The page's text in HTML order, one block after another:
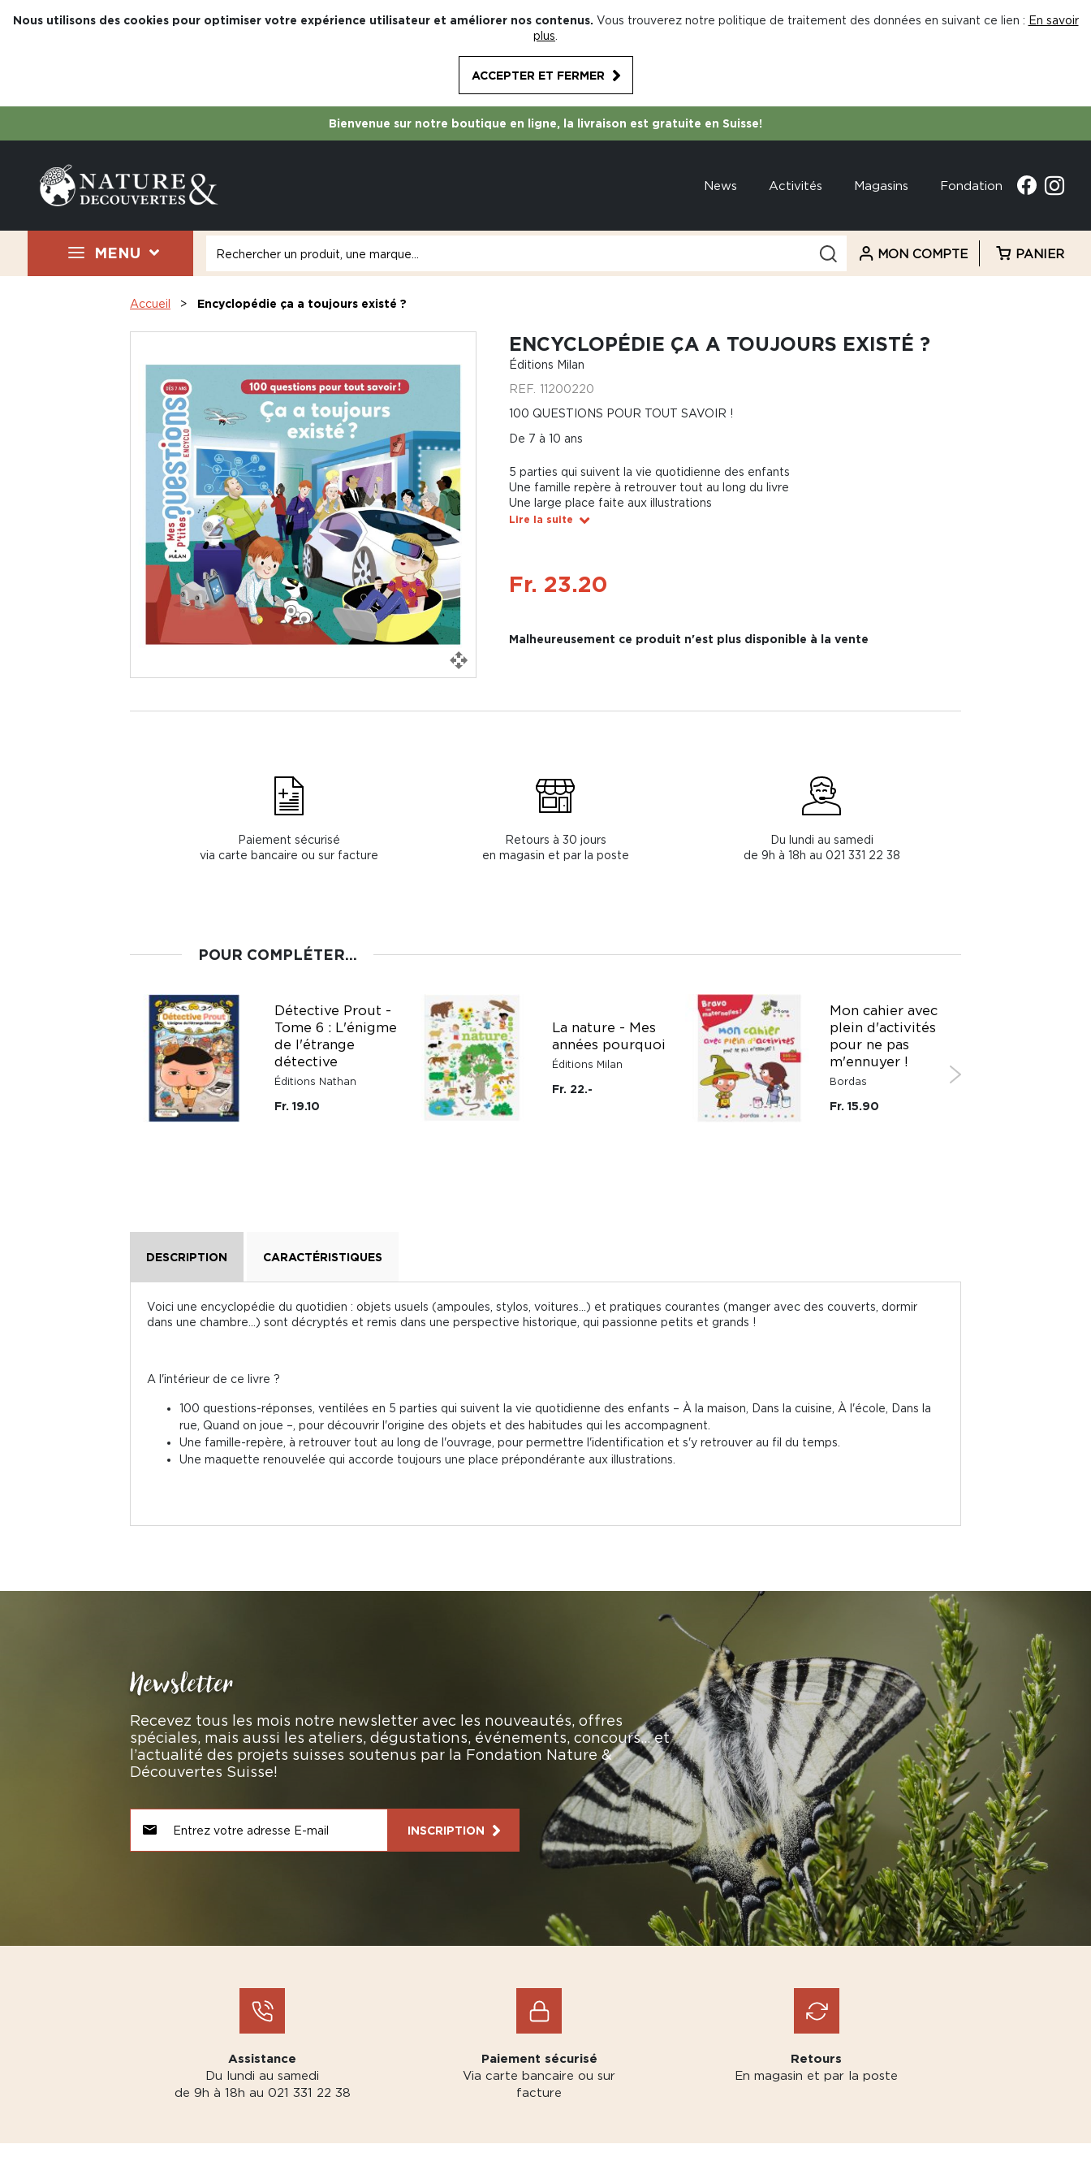
Nous utilisons des cookies pour optimiser votre expérience utilisateur et améliorer nos contenus. Vous trouverez notre politique de traitement des données en suivant ce lien : En savoir
plus
ACCEPTER ET FERMER
Bienvenue sur notre boutique en ligne, la livraison est gratuite en Suisse!
News Activités Magasins Fondation
MENU MON COMPTE PANIER
Accueil Encyclopédie ça a toujours existé ?
ENCYCLOPÉDIE ÇA A TOUJOURS EXISTÉ ?
Éditions Milan
REF. 11200220
100 QUESTIONS POUR TOUT SAVOIR !
De 7 à 10 ans
5 parties qui suivent la vie quotidienne des enfants
Une famille repère à retrouver tout au long du livre
Une large place faite aux illustrations
Lire la suite
Fr. 23.20
Malheureusement ce produit n'est plus disponible à la vente
Paiement sécurisé
via carte bancaire ou sur facture
Retours à 30 jours
en magasin et par la poste
Du lundi au samedi
de 9h à 18h au 021 331 22 38
POUR COMPLÉTER...
Détective Prout -
Tome 6 : L'énigme
de l'étrange
détective
Éditions Nathan
Fr. 19.10
La nature - Mes
années pourquoi
Éditions Milan
Fr. 22.-
Mon cahier avec
plein d'activités
pour ne pas
m'ennuyer !
Bordas
Fr. 15.90
DESCRIPTION CARACTÉRISTIQUES
Voici une encyclopédie du quotidien : objets usuels (ampoules, stylos, voitures…) et pratiques courantes (manger avec des couverts, dormir
dans une chambre…) sont décryptés et remis dans une perspective historique, qui passionne petits et grands !
A l'intérieur de ce livre ?
100 questions-réponses, ventilées en 5 parties qui suivent la vie quotidienne des enfants – À la maison, Dans la cuisine, À l'école, Dans la
rue, Quand on joue –, pour découvrir l'origine des objets et des habitudes qui les accompagnent.
Une famille-repère, à retrouver tout au long de l'ouvrage, pour permettre l'identification et s'y retrouver au fil du temps.
Une maquette renouvelée qui accorde toujours une place prépondérante aux illustrations.
Newsletter
Recevez tous les mois notre newsletter avec les nouveautés, offres
spéciales, mais aussi les ateliers, dégustations, événements, concours… et
l’actualité des projets suisses soutenus par la Fondation Nature &
Découvertes Suisse!
INSCRIPTION
Assistance
Du lundi au samedi
de 9h à 18h au 021 331 22 38
Paiement sécurisé
Via carte bancaire ou sur
facture
Retours
En magasin et par la poste